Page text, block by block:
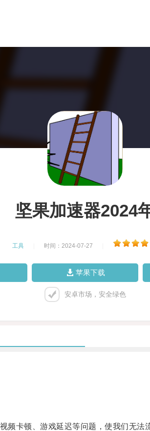
坚果加速器2024
工具 时间：2024-07-27
苹果下载
安卓市场，安全绿色
卡顿、游戏延迟等问题，使我们无法